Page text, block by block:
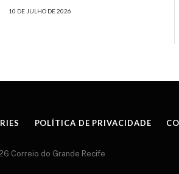
10 DE JULHO DE 2026
POLÍTICA DE PRIVACIDADE
Correio do Grande Recife